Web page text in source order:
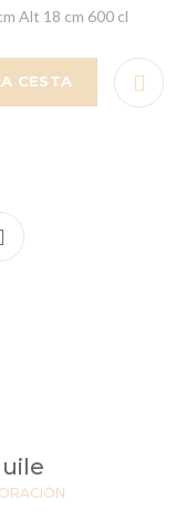
Alt 18 cm 600 cl
CESTA